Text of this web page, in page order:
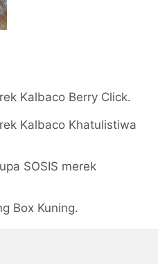
Kalbaco Berry Click.
Kalbaco Khatulistiwa
SOSIS merek
Box Kuning.